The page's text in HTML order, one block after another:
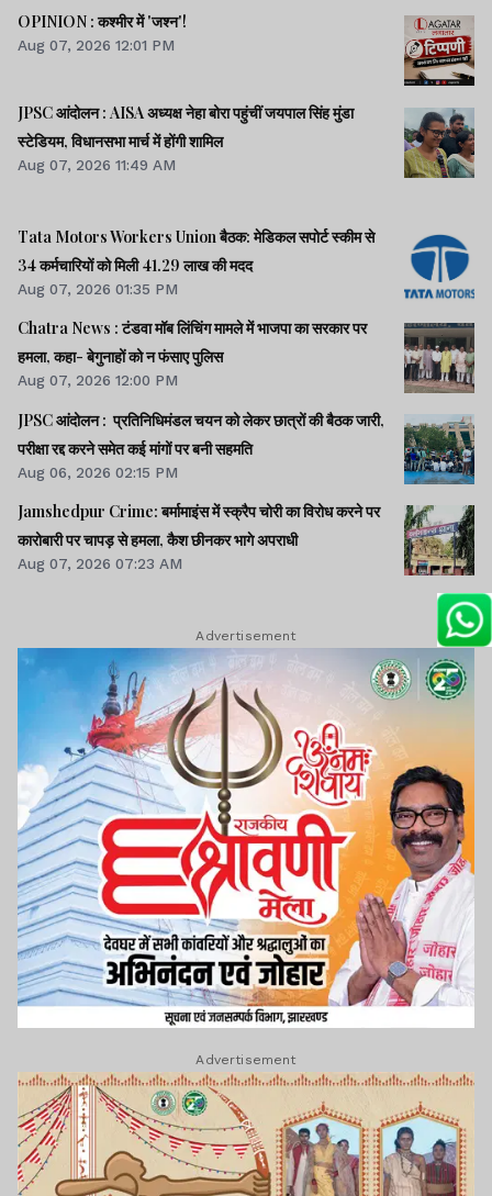
OPINION : कश्मीर में 'जश्न'!
Aug 07, 2026 12:01 PM
JPSC आंदोलन : AISA अध्यक्ष नेहा बोरा पहुंचीं जयपाल सिंह मुंडा
स्टेडियम, विधानसभा मार्च में होंगी शामिल
Aug 07, 2026 11:49 AM
Tata Motors Workers Union बैठक: मेडिकल सपोर्ट स्कीम से
34 कर्मचारियों को मिली 41.29 लाख की मदद
Aug 07, 2026 01:35 PM
Chatra News : टंडवा मॉब लिंचिंग मामले में भाजपा का सरकार पर
हमला, कहा- बेगुनाहों को न फंसाए पुलिस
Aug 07, 2026 12:00 PM
JPSC आंदोलन : प्रतिनिधिमंडल चयन को लेकर छात्रों की बैठक जारी,
परीक्षा रद्द करने समेत कई मांगों पर बनी सहमति
Aug 06, 2026 02:15 PM
Jamshedpur Crime: बर्मामाइंस में स्क्रैप चोरी का विरोध करने पर
कारोबारी पर चापड़ से हमला, कैश छीनकर भागे अपराधी
Aug 07, 2026 07:23 AM
Advertisement
Advertisement